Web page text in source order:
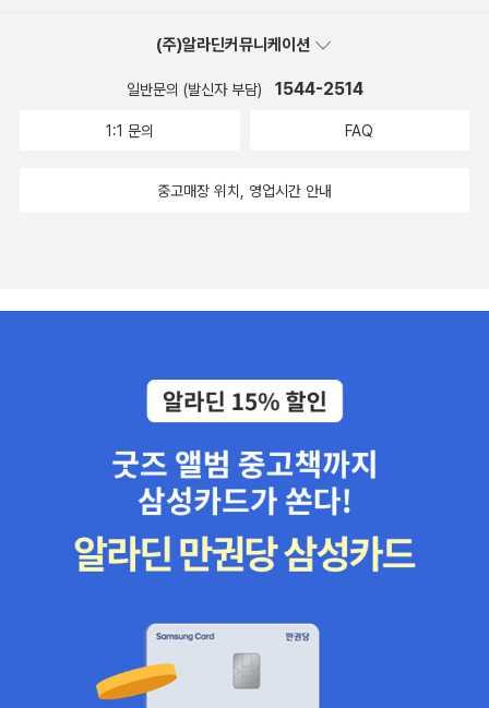
(주)알라딘커뮤니케이션
일반문의 (발신자 부담) 1544-2514
1:1 문의 FAQ
중고매장 위치, 영업시간 안내